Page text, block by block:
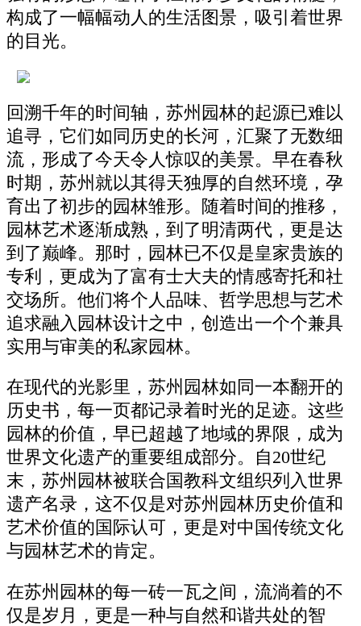
构成了一幅幅动人的生活图景，吸引着世界
的目光。
回溯千年的时间轴，苏州园林的起源已难以
追寻，它们如同历史的长河，汇聚了无数细
流，形成了今天令人惊叹的美景。早在春秋
时期，苏州就以其得天独厚的自然环境，孕
育出了初步的园林雏形。随着时间的推移，
园林艺术逐渐成熟，到了明清两代，更是达
到了巅峰。那时，园林已不仅是皇家贵族的
专利，更成为了富有士大夫的情感寄托和社
交场所。他们将个人品味、哲学思想与艺术
追求融入园林设计之中，创造出一个个兼具
实用与审美的私家园林。
在现代的光影里，苏州园林如同一本翻开的
历史书，每一页都记录着时光的足迹。这些
园林的价值，早已超越了地域的界限，成为
世界文化遗产的重要组成部分。自20世纪
末，苏州园林被联合国教科文组织列入世界
遗产名录，这不仅是对苏州园林历史价值和
艺术价值的国际认可，更是对中国传统文化
与园林艺术的肯定。
在苏州园林的每一砖一瓦之间，流淌着的不
仅是岁月，更是一种与自然和谐共处的智